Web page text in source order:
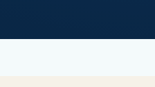
2026